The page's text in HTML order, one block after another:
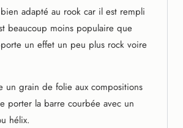
adapté au rook car il est rempli
beaucoup moins populaire que
un effet un peu plus rock voire
un grain de folie aux compositions
porter la barre courbée avec un
hélix.